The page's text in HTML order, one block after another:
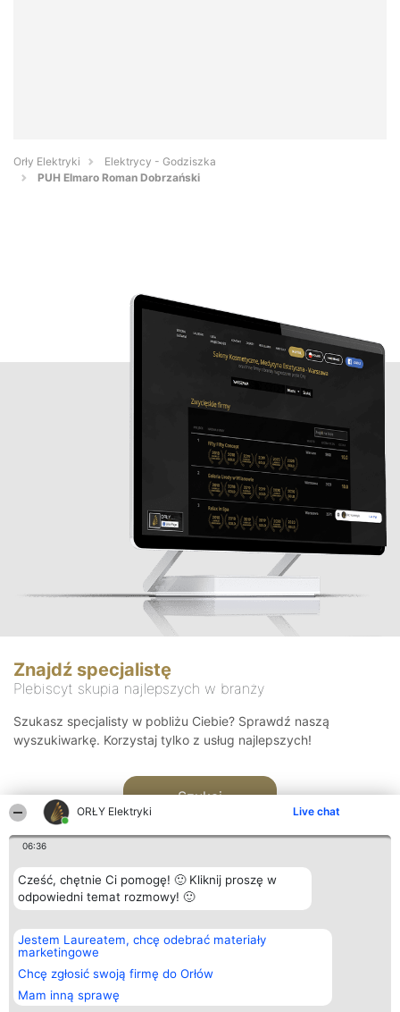
ORŁY Elektryki Live chat
06:36
Cześć, chętnie Ci pomogę! 🙂 Kliknij proszę w
odpowiedni temat rozmowy! 🙂
Jestem Laureatem, chcę odebrać materiały
marketingowe
Chcę zgłosić swoją firmę do Orłów
Mam inną sprawę
Orły Elektryki
Elektrycy - Godziszka
PUH Elmaro Roman Dobrzański
Znajdź specjalistę
Plebiscyt skupia najlepszych w branży
Szukasz specjalisty w pobliżu Ciebie? Sprawdź naszą
wyszukiwarkę. Korzystaj tylko z usług najlepszych!
Szukaj
Organizator plebiscytu
Bright Side Solutions sp. z o.
o. sp. k.
ul. Ruska 22
Wrocław 50-079
KRS 0000749100 | Regon
381313360 | NIP 8943132676
Plebiscyt
Laureaci
wszystkich
Laureatów
Regulamin
Kontakt
Kontakt